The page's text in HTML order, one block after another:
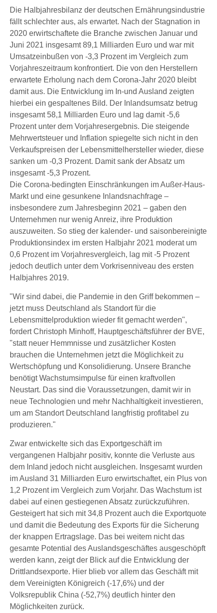
Die Halbjahresbilanz der deutschen Ernährungsindustrie
fällt schlechter aus, als erwartet. Nach der Stagnation in
2020 erwirtschaftete die Branche zwischen Januar und
Juni 2021 insgesamt 89,1 Milliarden Euro und war mit
Umsatzeinbußen von -3,3 Prozent im Vergleich zum
Vorjahreszeitraum konfrontiert. Die von den Herstellern
erwartete Erholung nach dem Corona-Jahr 2020 bleibt
damit aus. Die Entwicklung im In-und Ausland zeigten
hierbei ein gespaltenes Bild. Der Inlandsumsatz betrug
insgesamt 58,1 Milliarden Euro und lag damit -5,6
Prozent unter dem Vorjahresergebnis. Die steigende
Mehrwertsteuer und Inflation spiegelte sich nicht in den
Verkaufspreisen der Lebensmittelhersteller wieder, diese
sanken um -0,3 Prozent. Damit sank der Absatz um
insgesamt -5,3 Prozent.
Die Corona-bedingten Einschränkungen im Außer-Haus-
Markt und eine gesunkene Inlandsnachfrage –
insbesondere zum Jahresbeginn 2021 – gaben den
Unternehmen nur wenig Anreiz, ihre Produktion
auszuweiten. So stieg der kalender- und saisonbereinigte
Produktionsindex im ersten Halbjahr 2021 moderat um
0,6 Prozent im Vorjahresvergleich, lag mit -5 Prozent
jedoch deutlich unter dem Vorkrisenniveau des ersten
Halbjahres 2019.
"Wir sind dabei, die Pandemie in den Griff bekommen –
jetzt muss Deutschland als Standort für die
Lebensmittelproduktion wieder fit gemacht werden",
fordert Christoph Minhoff, Hauptgeschäftsführer der BVE,
"statt neuer Hemmnisse und zusätzlicher Kosten
brauchen die Unternehmen jetzt die Möglichkeit zu
Wertschöpfung und Konsolidierung. Unsere Branche
benötigt Wachstumsimpulse für einen kraftvollen
Neustart. Das sind die Voraussetzungen, damit wir in
neue Technologien und mehr Nachhaltigkeit investieren,
um am Standort Deutschland langfristig profitabel zu
produzieren."
Zwar entwickelte sich das Exportgeschäft im
vergangenen Halbjahr positiv, konnte die Verluste aus
dem Inland jedoch nicht ausgleichen. Insgesamt wurden
im Ausland 31 Milliarden Euro erwirtschaftet, ein Plus von
1,2 Prozent im Vergleich zum Vorjahr. Das Wachstum ist
dabei auf einen gestiegenen Absatz zurückzuführen.
Gesteigert hat sich mit 34,8 Prozent auch die Exportquote
und damit die Bedeutung des Exports für die Sicherung
der knappen Ertragslage. Das bei weitem nicht das
gesamte Potential des Auslandsgeschäftes ausgeschöpft
werden kann, zeigt der Blick auf die Entwicklung der
Drittlandsexporte. Hier blieb vor allem das Geschäft mit
dem Vereinigten Königreich (-17,6%) und der
Volksrepublik China (-52,7%) deutlich hinter den
Möglichkeiten zurück.